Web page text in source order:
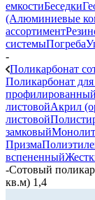
емкостиБеседки
(Алюминиевые
ассортимент
системыПогреба
-
Поликарбонат
Поликарбонат
профилированный
листовойАкрил
листовой
замковыйМонолит
Призма
вспененный
-Сотовый
кв.м) 1,4